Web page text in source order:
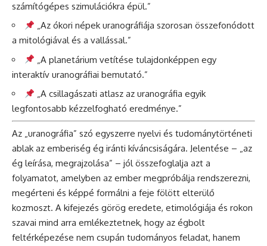
számítógépes szimulációkra épül.”
„Az ókori népek uranográfiája szorosan összefonódott
a mitológiával és a vallással.”
„A planetárium vetítése tulajdonképpen egy
interaktív uranográfiai bemutató.”
„A csillagászati atlasz az uranográfia egyik
legfontosabb kézzelfogható eredménye.”
Az „uranográfia” szó egyszerre nyelvi és tudománytörténeti
ablak az emberiség ég iránti kíváncsiságára. Jelentése – „az
ég leírása, megrajzolása” – jól összefoglalja azt a
folyamatot, amelyben az ember megpróbálja rendszerezni,
megérteni és képpé formálni a feje fölött elterülő
kozmoszt. A kifejezés görög eredete, etimológiája és rokon
szavai mind arra emlékeztetnek, hogy az égbolt
feltérképezése nem csupán tudományos feladat, hanem